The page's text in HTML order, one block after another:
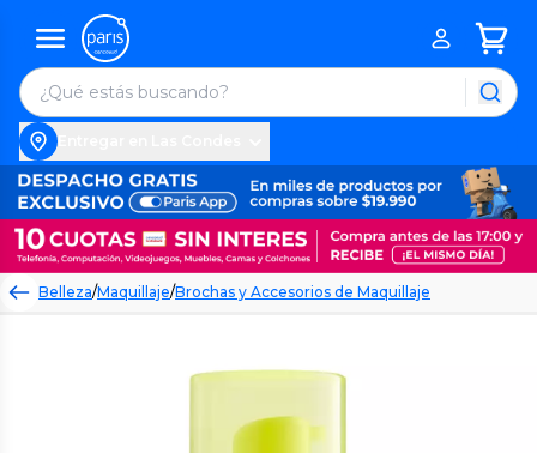
Belleza/Maquillaje/Brochas y Accesorios de Maquillaje